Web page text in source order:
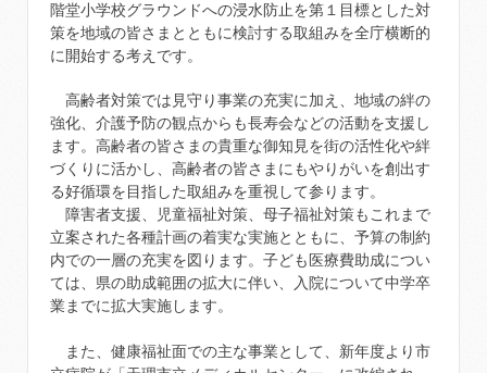
階堂小学校グラウンドへの浸水防止を第１目標とした対
策を地域の皆さまとともに検討する取組みを全庁横断的
に開始する考えです。
高齢者対策では見守り事業の充実に加え、地域の絆の
強化、介護予防の観点からも長寿会などの活動を支援し
ます。高齢者の皆さまの貴重な御知見を街の活性化や絆
づくりに活かし、高齢者の皆さまにもやりがいを創出す
る好循環を目指した取組みを重視して参ります。
障害者支援、児童福祉対策、母子福祉対策もこれまで
立案された各種計画の着実な実施とともに、予算の制約
内での一層の充実を図ります。子ども医療費助成につい
ては、県の助成範囲の拡大に伴い、入院について中学卒
業までに拡大実施します。
また、健康福祉面での主な事業として、新年度より市